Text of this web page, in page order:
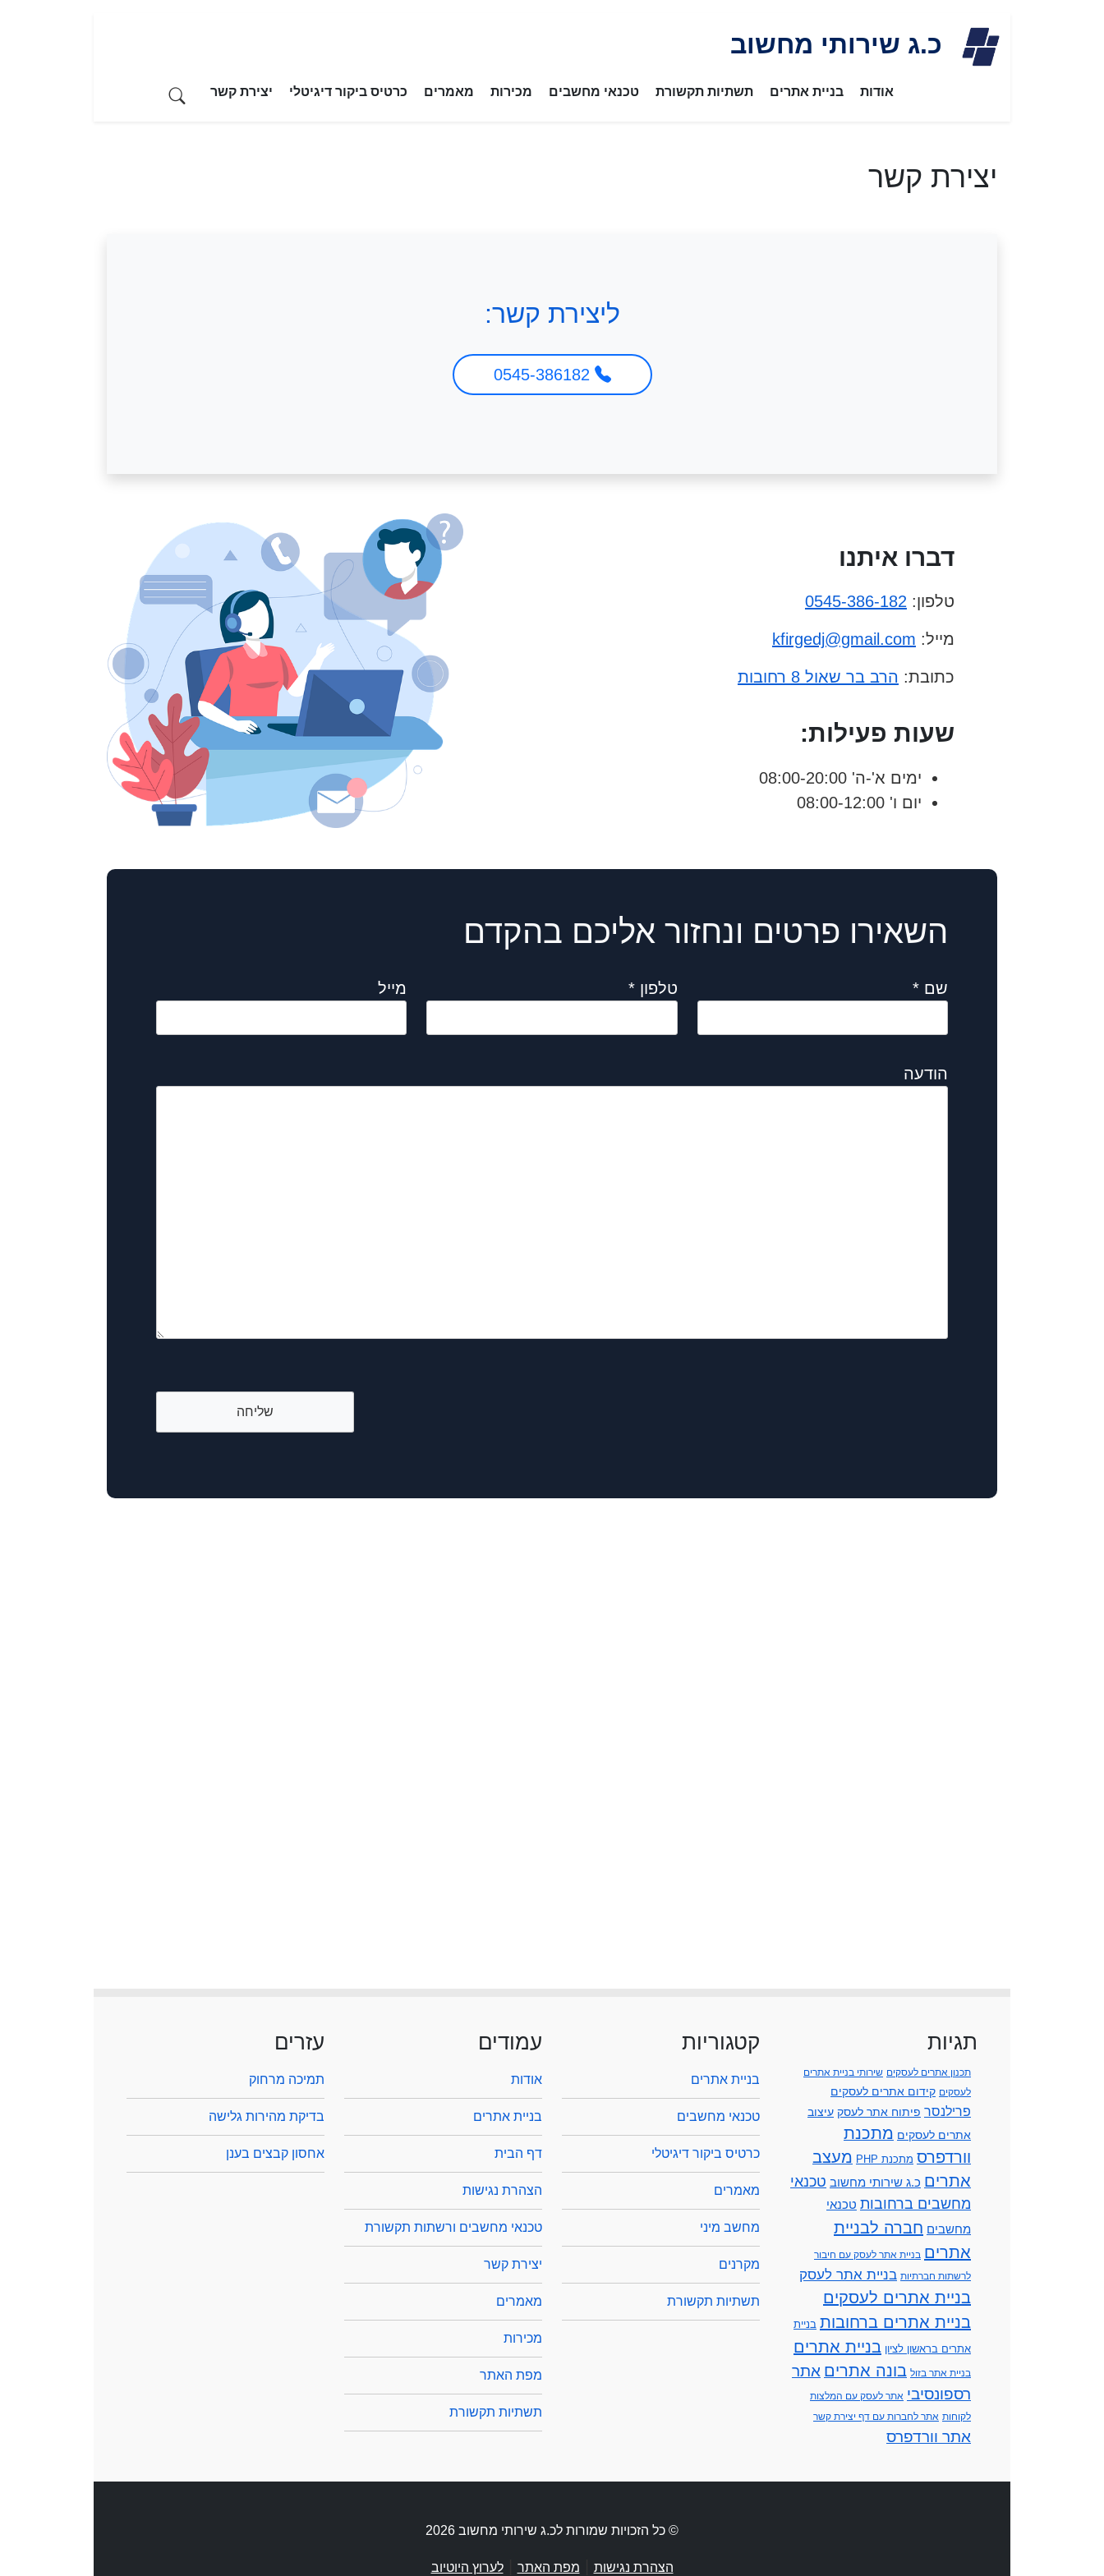
content
כ.ג שירותי מחשוב
אודות בניית אתרים תשתיות תקשורת טכנאי מחשבים מכירות מאמרים כרטיס ביקור דיגיטלי יצירת קשר
יצירת קשר
ליצירת קשר:
דברו איתנו
טלפון: 0545-386-182
מייל: kfirgedj@gmail.com
כתובת: הרב בר שאול 8 רחובות
שעות פעילות:
ימים א'-ה' 08:00-20:00
יום ו' 08:00-12:00
השאירו פרטים ונחזור אליכם בהקדם
שם * טלפון * מייל
הודעה
תגיות
תכנון אתרים לעסקים שירותי בניית אתרים
לעסקים קידום אתרים לעסקים
פרילנסר פיתוח אתר לעסק עיצוב
אתרים לעסקים מתכנת
וורדפרס מתכנת PHP
מעצב
אתרים כ.ג שירותי מחשוב טכנאי
מחשבים ברחובות טכנאי
מחשבים חברה לבניית
אתרים בניית אתר לעסק עם חיבור
לרשתות חברתיות בניית אתר לעסק
בניית אתרים לעסקים
בניית אתרים ברחובות בניית
אתרים בראשון לציון בניית אתרים
בניית אתר בזול בונה אתרים אתר
רספונסיבי אתר לעסק עם המלצות
לקוחות אתר לחברות עם דף יצירת קשר
אתר וורדפרס
קטגוריות
בניית אתרים
טכנאי מחשבים
כרטיס ביקור דיגיטלי
מאמרים
מחשב מיני
מקרנים
תשתיות תקשורת
עמודים
אודות
בניית אתרים
דף הבית
הצהרת נגישות
טכנאי מחשבים ורשתות תקשורת
יצירת קשר
מאמרים
מכירות
מפת האתר
תשתיות תקשורת
עזרים
תמיכה מרחוק
בדיקת מהירות גלישה
אחסון קבצים בענן
© כל הזכויות שמורות לכ.ג שירותי מחשוב 2026
הצהרת נגישות מפת האתר |לערוץ היוטיוב